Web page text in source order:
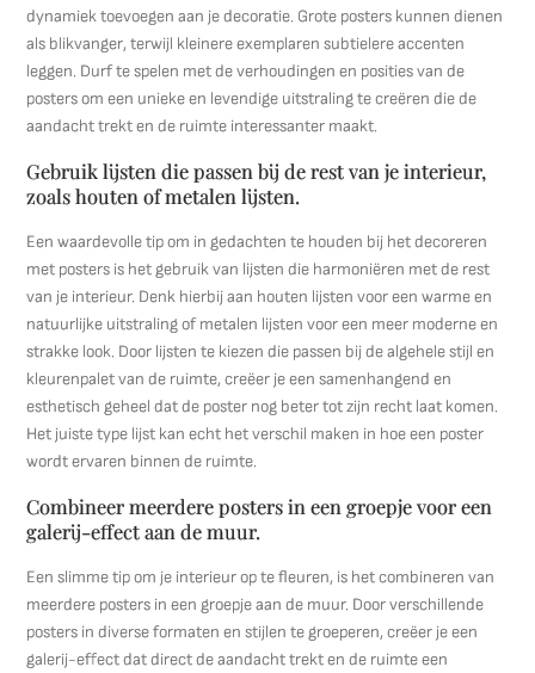
dynamiek toevoegen aan je decoratie. Grote posters kunnen dienen
als blikvanger, terwijl kleinere exemplaren subtielere accenten
leggen. Durf te spelen met de verhoudingen en posities van de
posters om een unieke en levendige uitstraling te creëren die de
aandacht trekt en de ruimte interessanter maakt.
Gebruik lijsten die passen bij de rest van je interieur,
zoals houten of metalen lijsten.
Een waardevolle tip om in gedachten te houden bij het decoreren
met posters is het gebruik van lijsten die harmoniëren met de rest
van je interieur. Denk hierbij aan houten lijsten voor een warme en
natuurlijke uitstraling of metalen lijsten voor een meer moderne en
strakke look. Door lijsten te kiezen die passen bij de algehele stijl en
kleurenpalet van de ruimte, creëer je een samenhangend en
esthetisch geheel dat de poster nog beter tot zijn recht laat komen.
Het juiste type lijst kan echt het verschil maken in hoe een poster
wordt ervaren binnen de ruimte.
Combineer meerdere posters in een groepje voor een
galerij-effect aan de muur.
Een slimme tip om je interieur op te fleuren, is het combineren van
meerdere posters in een groepje aan de muur. Door verschillende
posters in diverse formaten en stijlen te groeperen, creëer je een
galerij-effect dat direct de aandacht trekt en de ruimte een